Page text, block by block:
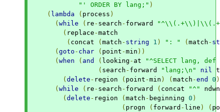
"' ORDER BY lang;" )
( lambda ( process )
( while ( re - search - forward
( replace -match
( concat ( match - string 1 ) ": " ( match -
( goto - char ( point -min ))
( when ( and ( looking - at
"^SELECT lang, def
( search - forward "lang;\n" nil
t
( delete - region ( point -min ) ( match -end 0
( while ( re - search - forward ( concat "^"
( delete - region ( match - beginning 0 )
( progn ( forward - line ) (